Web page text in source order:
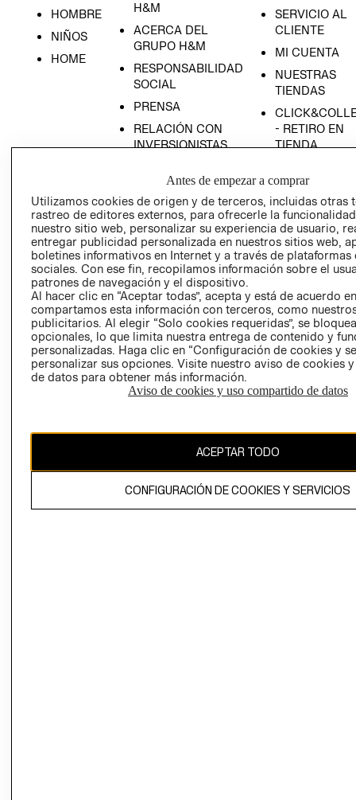
HOMBRE
NIÑOS
HOME
H&M
ACERCA DEL
GRUPO H&M
RESPONSABILIDAD
SOCIAL
PRENSA
RELACIÓN CON
INVERSIONISTAS
EMPRESARIAL
SERVICIO AL
CLIENTE
MI CUENTA
NUESTRAS
TIENDAS
- RETIRO EN
TIENDA
CONDICIONES
AVISO DE
PRIVACIDAD
GIFT CARD
AVISO DE
El contenido de esta página web está protegido por copyright y es
Antes de empezar a comprar
Utilizamos cookies de origen y de terceros, incluidas otras
rastreo de editores externos, para ofrecerle la
nuestro sitio web, personalizar su experiencia de usuario,
entregar publicidad personalizada en nuestros sitios web,
boletines informativos en Internet y a través de plataformas
sociales. Con ese fin, recopilamos información sobre el
patrones de navegación y el dispositivo.
Al hacer clic en “Aceptar todas”, acepta y está de acuerdo
compartamos esta información con terceros, como
publicitarios. Al elegir “Solo cookies requeridas”, se
opcionales, lo que limita nuestra entrega de contenido y
personalizadas. Haga clic en “Configuración de cookies y
personalizar sus opciones. Visite nuestro aviso de cookies
de datos para obtener más información.
Aviso de cookies y uso compartido de datos
ACEPTAR TODO
CONFIGURACIÓN DE COOKIES Y SERVICIOS